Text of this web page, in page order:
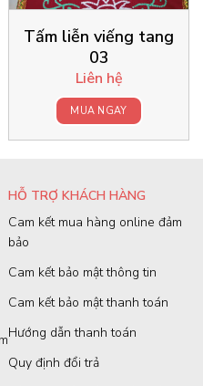
Tấm liễn viếng tang
03
Liên hệ
MUA NGAY
HỖ TRỢ KHÁCH HÀNG
Cam kết mua hàng online đảm
bảo
Cam kết bảo mật thông tin
Cam kết bảo mật thanh toán
Hướng dẫn thanh toán
Quy định đổi trả